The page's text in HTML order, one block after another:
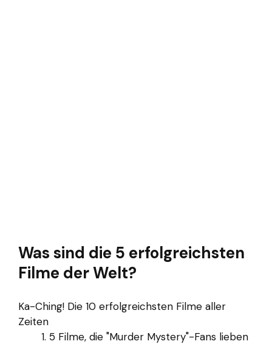
Was sind die 5 erfolgreichsten
Filme der Welt?
Ka-Ching! Die 10 erfolgreichsten Filme aller
Zeiten
5 Filme, die "Murder Mystery"-Fans lieben